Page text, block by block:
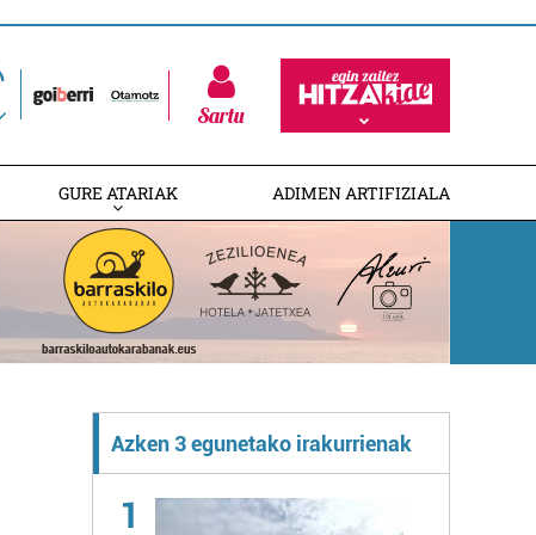
Sartu
GURE ATARIAK ADIMEN ARTIFIZIALA
Azken 3 egunetako irakurrienak
1